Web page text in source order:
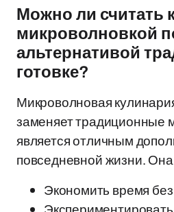
Можно ли считать
микроволновкой
альтернативой
готовке?
Микроволновая
заменяет традиционные
является отличным
повседневной жизни. Она
Экономить время